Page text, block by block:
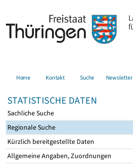
Home Kontakt Suche Newsletter
STATISTISCHE DATEN
Sachliche Suche
Regionale Suche
Kürzlich bereitgestellte Daten
Allgemeine Angaben, Zuordnungen